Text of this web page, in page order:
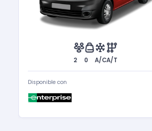
2 0 A/CA/T
Disponible con